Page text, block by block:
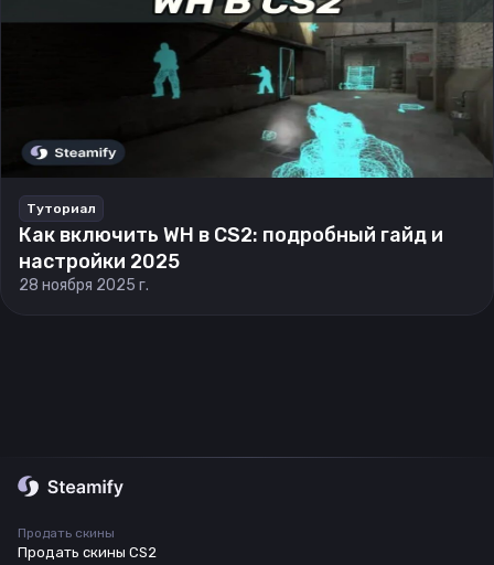
Туториал
Как включить WH в CS2: подробный гайд и
настройки 2025
28 ноября 2025 г.
Продать скины
Продать скины CS2